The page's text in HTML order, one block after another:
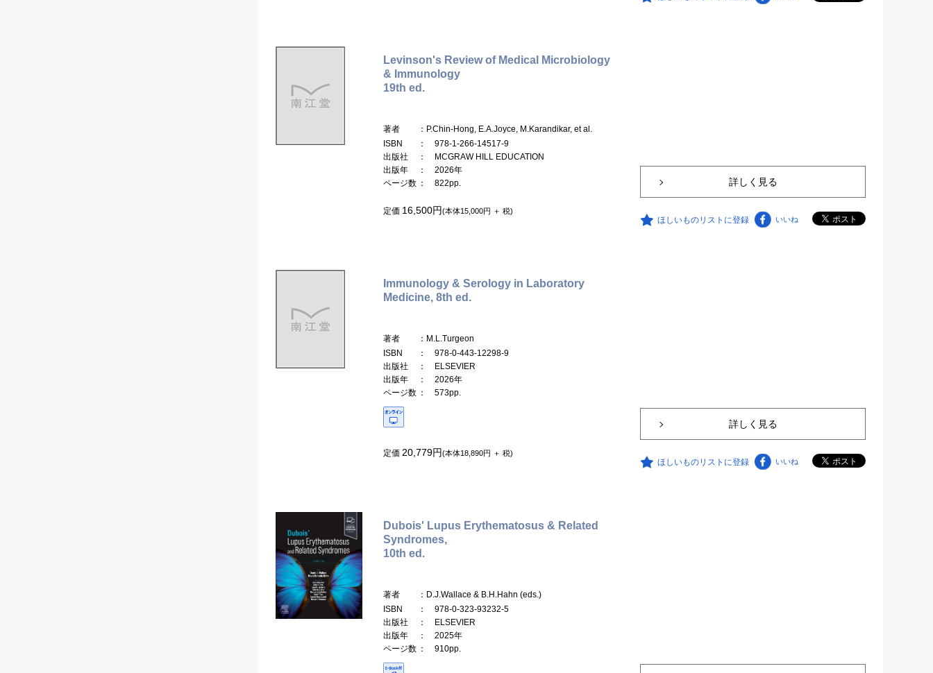
Levinson's Review of Medical Microbiology
& Immunology
19th ed.
著者
：P.Chin-Hong, E.A.Joyce, M.Karandikar, et al.
ISBN
： 978-1-266-14517-9
出版社
： MCGRAW HILL EDUCATION
出版年
： 2026年
ページ数 ： 822pp.
定価 16,500円(本体15,000円 ＋ 税)
詳しく見る
ほしいものリストに登録 いいね
Immunology & Serology in Laboratory
Medicine, 8th ed.
著者
：M.L.Turgeon
ISBN
： 978-0-443-12298-9
出版社
： ELSEVIER
出版年
： 2026年
ページ数 ： 573pp.
定価 20,779円(本体18,890円 ＋ 税)
詳しく見る
ほしいものリストに登録 いいね
Dubois' Lupus Erythematosus & Related
Syndromes,
10th ed.
著者
：D.J.Wallace & B.H.Hahn (eds.)
ISBN
： 978-0-323-93232-5
出版社
： ELSEVIER
出版年
： 2025年
ページ数 ： 910pp.